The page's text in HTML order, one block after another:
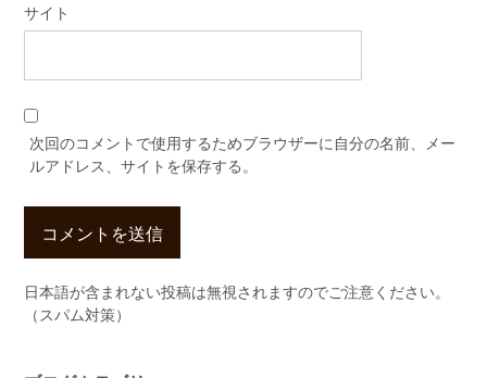
サイト
次回のコメントで使用するためブラウザーに自分の名前、メー
ルアドレス、サイトを保存する。
日本語が含まれない投稿は無視されますのでご注意ください。
（スパム対策）